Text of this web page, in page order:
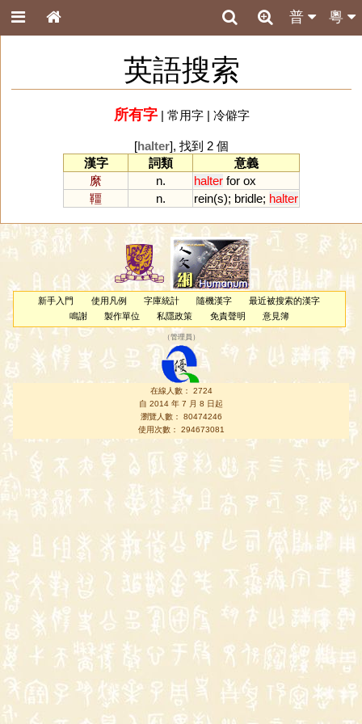
粵
普
英語搜索
所有字| 常用字| 冷僻字
[halter], 找到 2 個
漢字
詞類
意義
縻
n. halter for ox
韁
n. rein(s); bridle; halter
新手入門 使用凡例 字庫統計 隨機漢字
最近被搜索的漢字
鳴謝
製作單位 私隱政策 免責聲明 意見簿
（管理員 ）
在線人數： 2724
自 2014 年 7 月 8 日起
瀏覽人數： 80474246
使用次數： 294673081